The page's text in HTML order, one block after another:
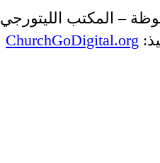
– المكتب الليتورجي 2024
ChurchGoDigital.org